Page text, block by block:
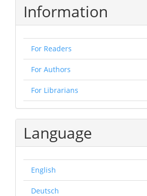
Information
For Readers
For Authors
For Librarians
Language
English
Deutsch